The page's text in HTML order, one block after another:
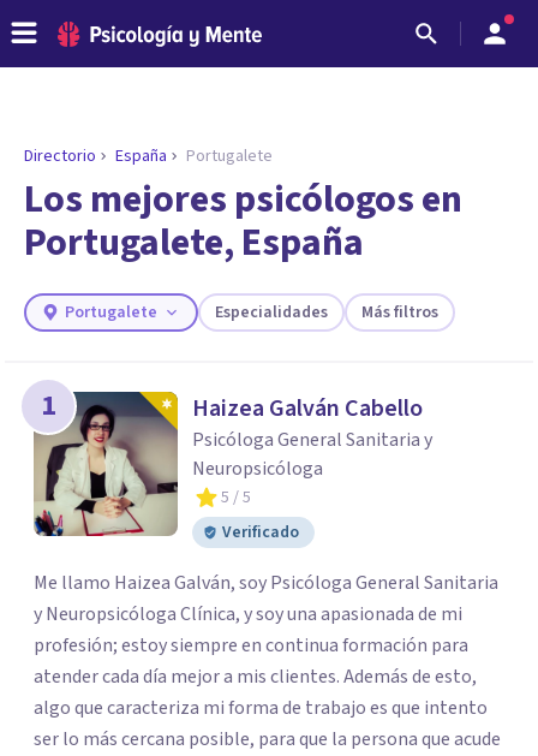
ENCONTRAR MI TERAPEUTA
¿Necesitas ayuda para encontrar el
psicólogo adecuado?
Responde a unas breves preguntas y te ofreceremos
necesidades.
Directorio España Portugalete
Los mejores psicólogos en
Portugalete, España
Portugalete Especialidades Más filtros
1 Haizea Galván Cabello
Psicóloga General Sanitaria y
Neuropsicóloga
5 / 5
Verificado
Me llamo Haizea Galván, soy Psicóloga General Sanitaria
y Neuropsicóloga Clínica, y soy una apasionada de mi
profesión; estoy siempre en continua formación para
atender cada día mejor a mis clientes. Además de esto,
algo que caracteriza mi forma de trabajo es que intento
ser lo más cercana posible, para que la persona que acude